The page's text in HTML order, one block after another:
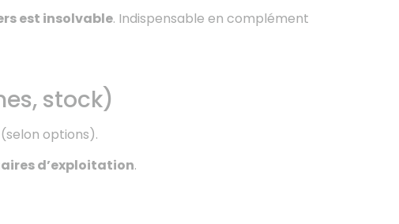
est insolvable. Indispensable en complément
stock)
options).
d’exploitation.